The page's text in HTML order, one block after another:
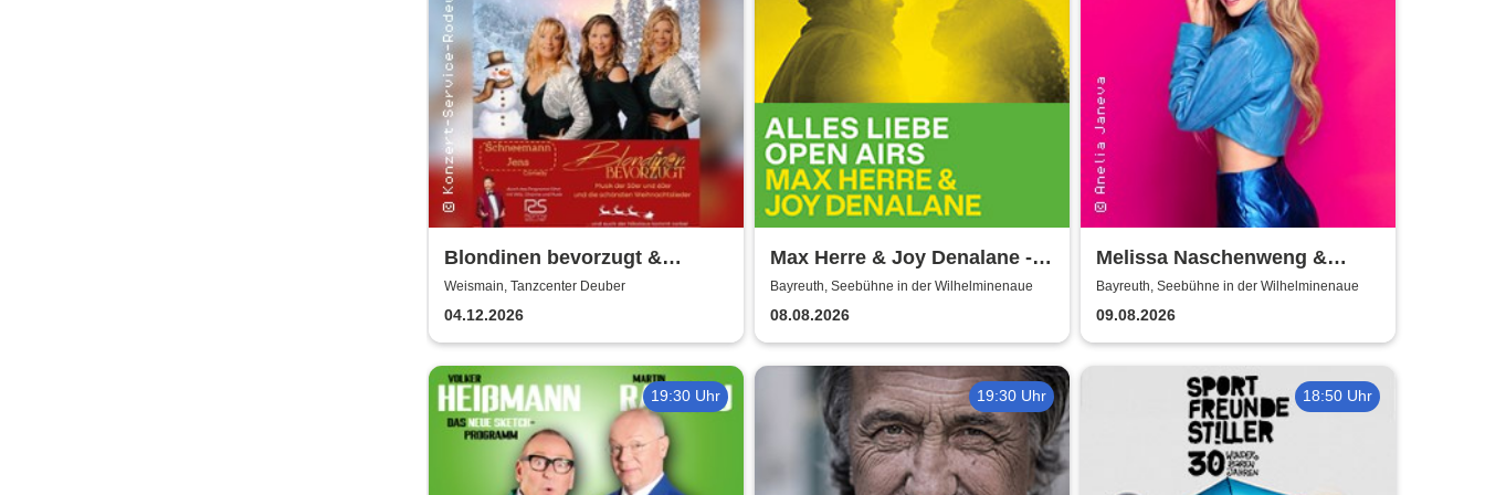
Blondinen bevorzugt &
Ronny Söllner | Weihnachten
damals und heute
Weismain, Tanzcenter Deuber
04.12.2026
Max Herre & Joy Denalane -
Alles Liebe Open Airs '26
Bayreuth, Seebühne in der Wilhelminenaue
08.08.2026
Melissa Naschenweng &
Band - LIVE
Bayreuth, Seebühne in der Wilhelminenaue
09.08.2026
19:30 Uhr 19:30 Uhr 18:50 Uhr